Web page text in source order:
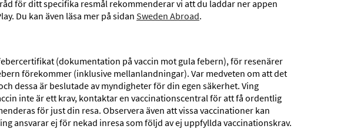
för ditt specifika resmål rekommenderar vi att du laddar ner appen
Du kan även läsa mer på sidan Sweden Abroad.
(dokumentation på vaccin mot gula febern), för resenärer
förekommer (inklusive mellanlandningar). Var medveten om att det
dessa är beslutade av myndigheter för din egen säkerhet. Ving
inte är ett krav, kontaktar en vaccinationscentral för att få ordentlig
för just din resa. Observera även att vissa vaccinationer kan
ansvarar ej för nekad inresa som följd av ej uppfyllda vaccinationskrav.